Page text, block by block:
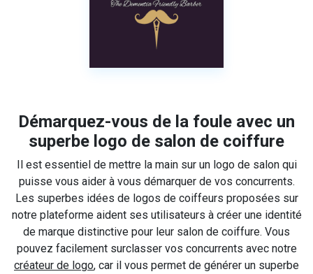
Démarquez-vous de la foule avec un
superbe logo de salon de coiffure
Il est essentiel de mettre la main sur un logo de salon qui
puisse vous aider à vous démarquer de vos concurrents.
Les superbes idées de logos de coiffeurs proposées sur
notre plateforme aident ses utilisateurs à créer une identité
de marque distinctive pour leur salon de coiffure. Vous
pouvez facilement surclasser vos concurrents avec notre
créateur de logo, car il vous permet de générer un superbe